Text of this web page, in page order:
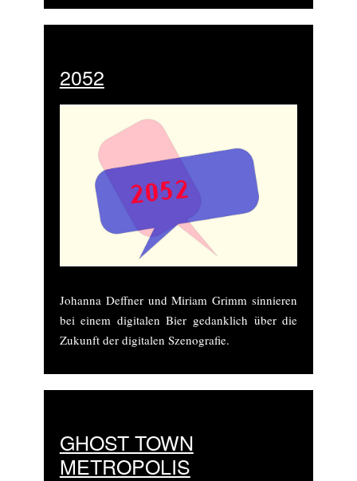
2052
Johanna Deffner und Miriam Grimm sinnieren
bei einem digitalen Bier gedanklich über die
Zukunft der digitalen Szenografie.
GHOST TOWN
METROPOLIS